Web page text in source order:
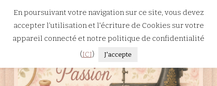
En poursuivant votre navigation sur ce site, vous devez
accepter l’utilisation et l'écriture de Cookies sur votre
appareil connecté et notre politique de confidentialité
(ICI) J'accepte